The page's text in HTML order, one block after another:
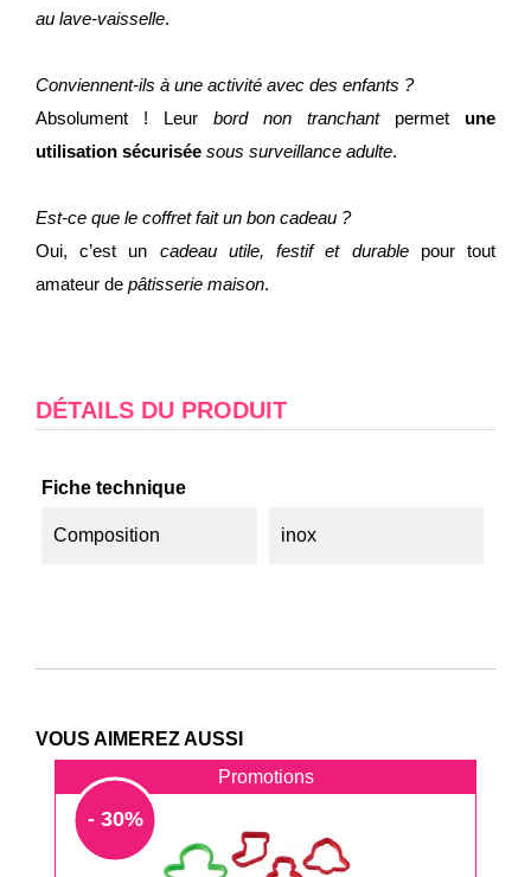
au lave-vaisselle.
Conviennent-ils à une activité avec des enfants ?
Absolument ! Leur bord non tranchantpermet une
utilisation sécurisée sous surveillance adulte.
Est-ce que le coffret fait un bon cadeau ?
Oui, c’est un cadeau utile, festif et durablepour tout
amateur de pâtisserie maison.
DÉTAILS DU PRODUIT
Fiche technique
Composition inox
VOUS AIMEREZ AUSSI
Promotions
- 30%